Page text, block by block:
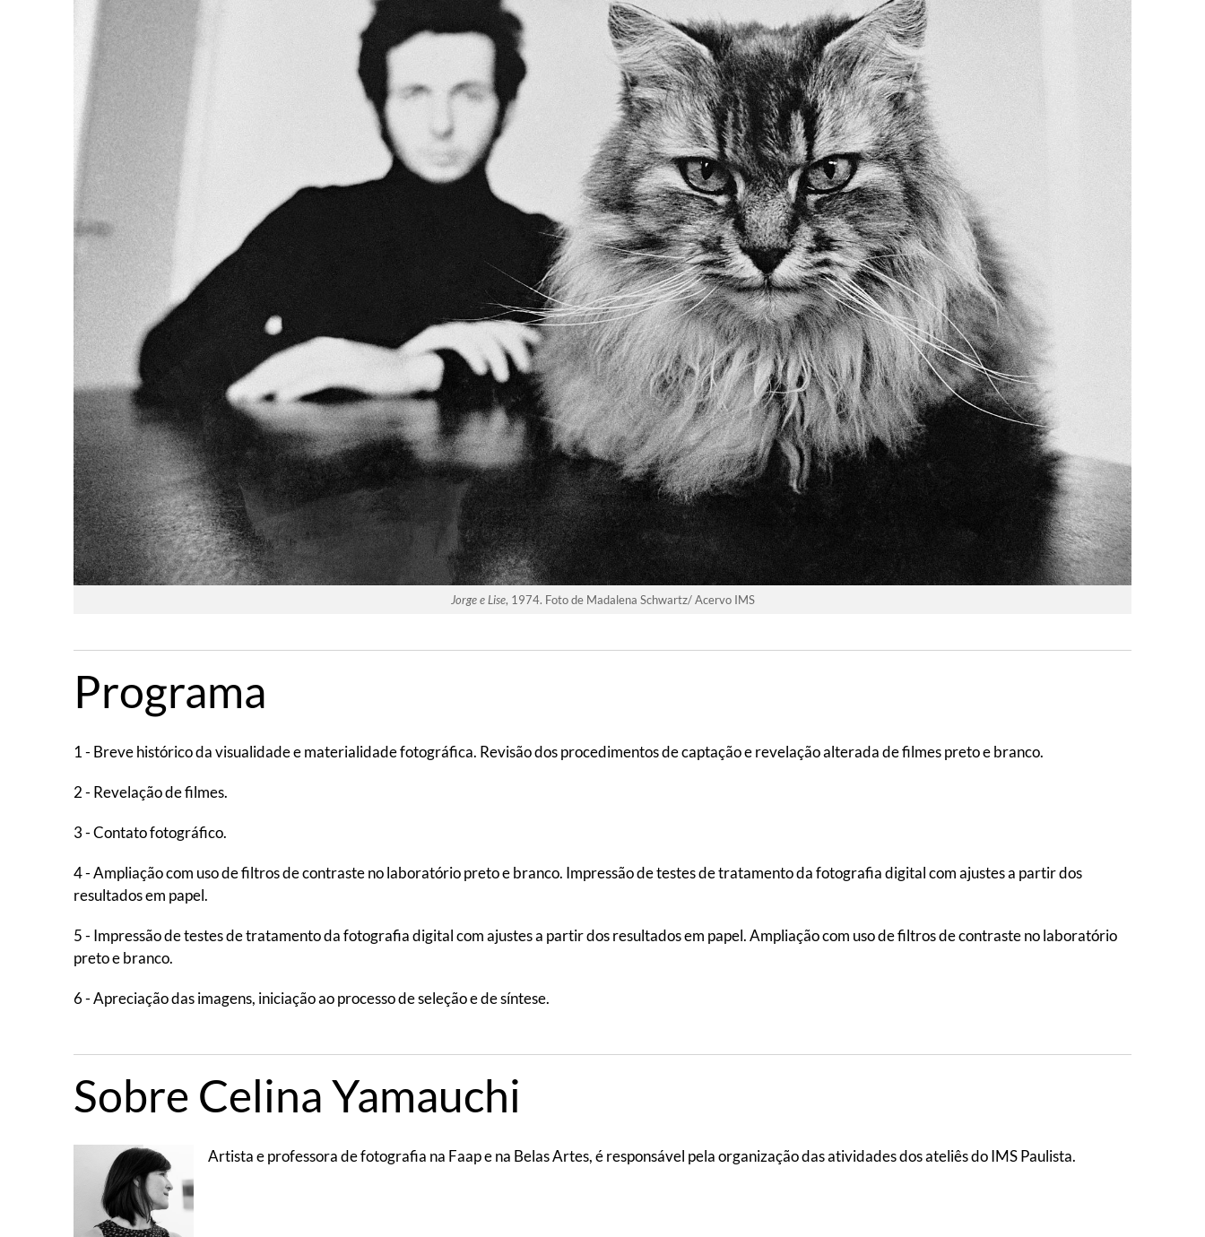
Jorge e Lise, 1974. Foto de Madalena Schwartz/ Acervo IMS
Programa
1 - Breve histórico da visualidade e materialidade fotográfica. Revisão dos procedimentos de captação e revelação alterada de filmes preto e branco.
2 - Revelação de filmes.
3 - Contato fotográfico.
4 - Ampliação com uso de filtros de contraste no laboratório preto e branco. Impressão de testes de tratamento da fotografia digital com ajustes a partir dos
resultados em papel.
5 - Impressão de testes de tratamento da fotografia digital com ajustes a partir dos resultados em papel. Ampliação com uso de filtros de contraste no laboratório
preto e branco.
6 - Apreciação das imagens, iniciação ao processo de seleção e de síntese.
Sobre Celina Yamauchi
Artista e professora de fotografia na Faap e na Belas Artes, é responsável pela organização das atividades dos ateliês do IMS Paulista.